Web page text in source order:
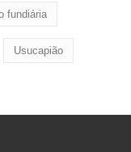
fundiária
Usucapião